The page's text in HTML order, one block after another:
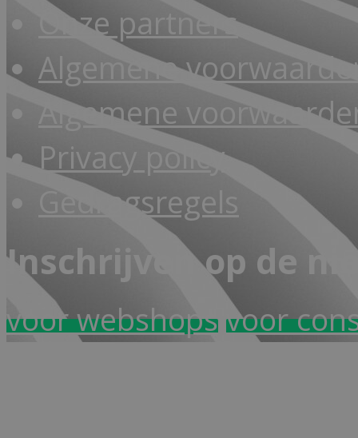
Onze partners
Algemene
Algemene
Privacy policy
Gedragsregels
Inschrijven op de
voor webshopsvoor